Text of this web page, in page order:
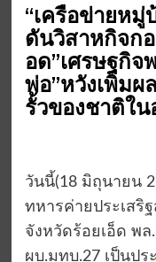
“เครือข่ายห
ดันวิสาหกิจก
อด”เศรษฐกิจ
พ่อ”หวังเพิ่มผ
รั้วของชาติใ
วันนี้(18 มิถุนายน
ทหารค่ายประเสริ
จังหวัดร้อยเอ็ด พ
ผบ.มทบ.27 เป็นป